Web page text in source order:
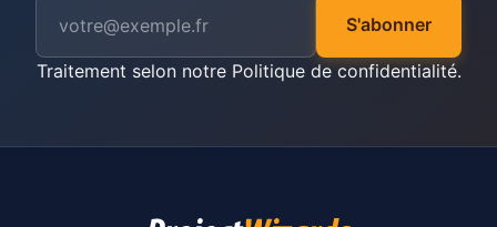
S'abonner
Traitement selon notre Politique de confidentialité.